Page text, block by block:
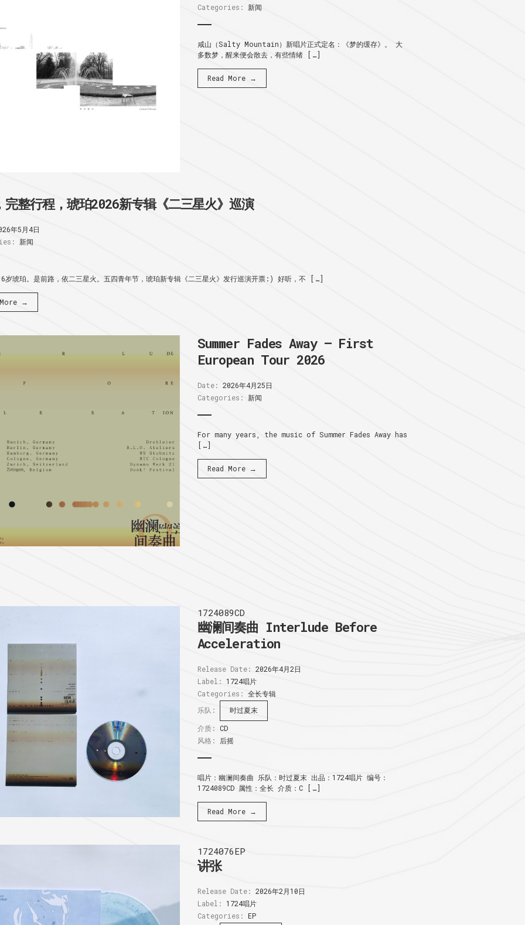
Categories:
新闻
咸山（Salty Mountain）新唱片正式定名：《梦的缓存》。 大
多数梦，醒来便会散去，有些情绪 […]
Read More →
完整行程，琥珀2026新专辑《二三星火》巡演
年5月4日
新闻
岁琥珀。是前路，依二三星火。五四青年节，琥珀新专辑《二三星火》发行巡演开票:) 好听，不 […]
→
Summer Fades Away – First
European Tour 2026
Date: 2026年4月25日
Categories:
新闻
For many years, the music of Summer Fades Away has
[…]
Read More →
1724089CD
幽澜间奏曲 Interlude Before
Acceleration
Release Date: 2026年4月2日
Label: 1724唱片
Categories: 全长专辑
乐队:
时过夏末
介质: CD
风格:
后摇
唱片：幽澜间奏曲 乐队：时过夏末 出品：1724唱片 编号：
1724089CD 属性：全长 介质：C […]
Read More →
1724076EP
讲张
Release Date: 2026年2月10日
Label: 1724唱片
Categories: EP